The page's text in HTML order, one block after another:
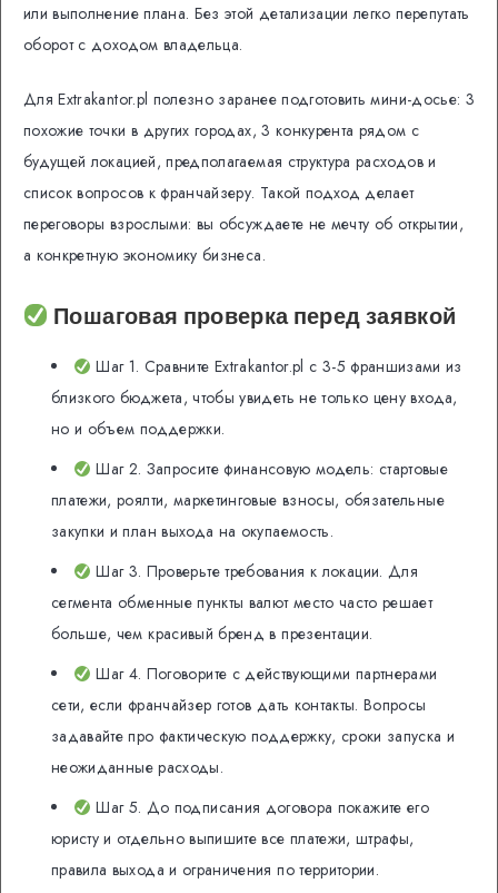
или выполнение плана. Без этой детализации легко перепутать
оборот с доходом владельца.
Для Extrakantor.pl полезно заранее подготовить мини-досье: 3
похожие точки в других городах, 3 конкурента рядом с
будущей локацией, предполагаемая структура расходов и
список вопросов к франчайзеру. Такой подход делает
переговоры взрослыми: вы обсуждаете не мечту об открытии,
а конкретную экономику бизнеса.
Пошаговая проверка перед заявкой
Шаг 1. Сравните Extrakantor.pl с 3-5 франшизами из
близкого бюджета, чтобы увидеть не только цену входа,
но и объем поддержки.
Шаг 2. Запросите финансовую модель: стартовые
платежи, роялти, маркетинговые взносы, обязательные
закупки и план выхода на окупаемость.
Шаг 3. Проверьте требования к локации. Для
сегмента обменные пункты валют место часто решает
больше, чем красивый бренд в презентации.
Шаг 4. Поговорите с действующими партнерами
сети, если франчайзер готов дать контакты. Вопросы
задавайте про фактическую поддержку, сроки запуска и
неожиданные расходы.
Шаг 5. До подписания договора покажите его
юристу и отдельно выпишите все платежи, штрафы,
правила выхода и ограничения по территории.